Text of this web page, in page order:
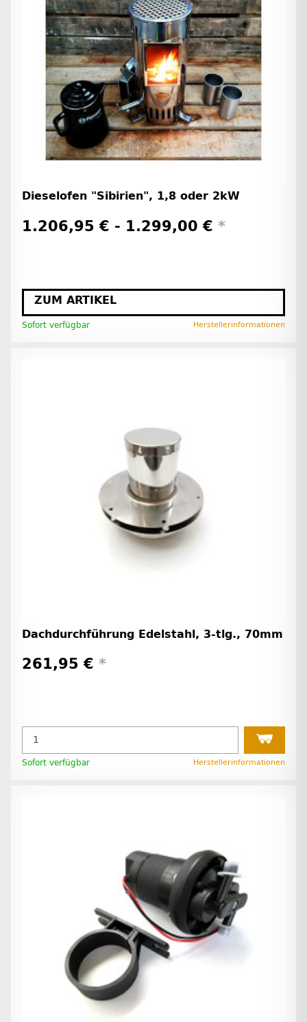
Dieselofen "Sibirien", 1,8 oder 2kW
1.206,95 € - 1.299,00 € *
ZUM ARTIKEL
Sofort verfügbar Herstellerinformationen
Dachdurchführung Edelstahl, 3-tlg., 70mm
261,95 € *
Sofort verfügbar Herstellerinformationen